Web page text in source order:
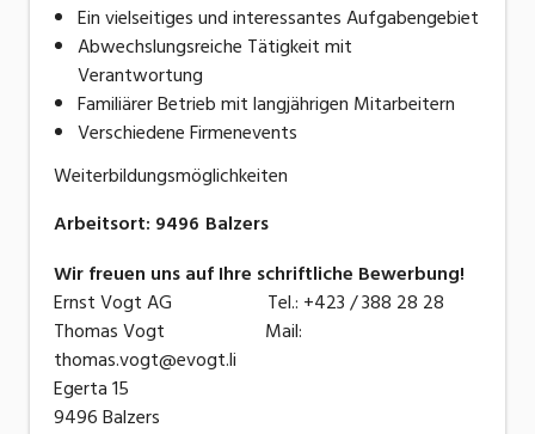
Ein vielseitiges und interessantes Aufgabengebiet
Abwechslungsreiche Tätigkeit mit
Verantwortung
Familiärer Betrieb mit langjährigen Mitarbeitern
Verschiedene Firmenevents
Weiterbildungsmöglichkeiten
Arbeitsort: 9496 Balzers
Wir freuen uns auf Ihre schriftliche Bewerbung!
Ernst Vogt AG Tel.: +423 / 388 28 28
Thomas Vogt Mail:
thomas.vogt@evogt.li
Egerta 15
9496 Balzers